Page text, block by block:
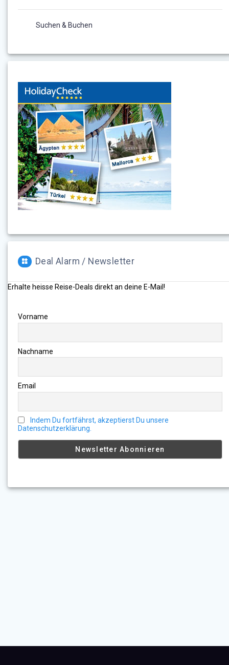
Suchen & Buchen
Deal Alarm / Newsletter
Erhalte heisse Reise-Deals direkt an deine E-Mail!
Vorname
Nachname
Email
Indem Du fortfährst, akzeptierst Du unsere
Datenschutzerklärung.